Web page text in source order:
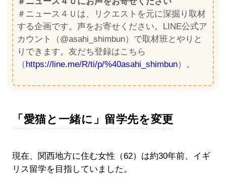
＃ニュース４Ｕは、リクエストを元に深掘り取材
する企画です。声をお寄せください。LINE公式ア
カウント（@asahi_shimbun）で取材班とやりと
りできます。友だち登録はこちら
（ https://line.me/R/ti/p/%40asahi_shimbun）。
「愛猫と一緒に」留学先を変更
現在、関西地方に住む女性（62）は約30年前、イギ
リス留学を目指していました。